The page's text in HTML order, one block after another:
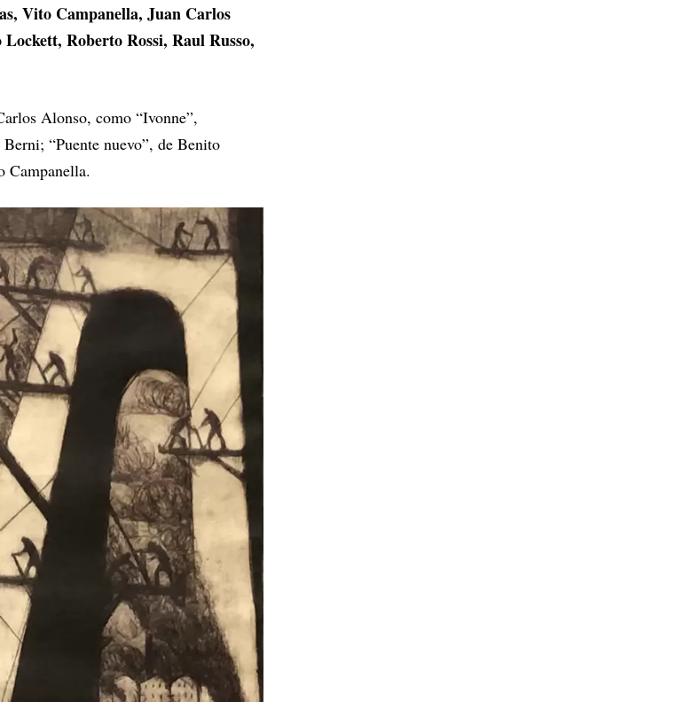
Vito Campanella, Juan Carlos
Roberto Rossi, Raul Russo,
Alonso, como “Ivonne”,
“Puente nuevo”, de Benito
Campanella.